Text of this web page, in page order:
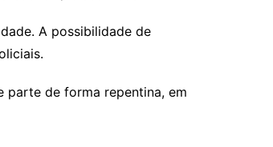
A possibilidade de
parte de forma repentina, em